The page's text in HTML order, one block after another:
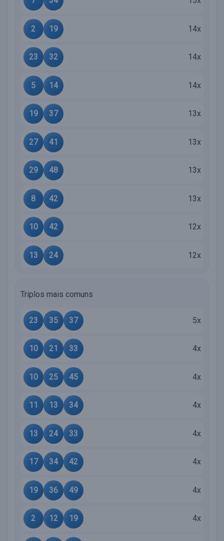
2 19 14x
23 32 14x
5 14 14x
19 37 13x
27 41 13x
29 48 13x
8 42 13x
10 42 12x
13 24 12x
Triplos mais comuns
23 35 37 5x
10 21 33 4x
10 25 45 4x
11 13 34 4x
13 24 33 4x
17 34 42 4x
19 36 49 4x
2 12 19 4x